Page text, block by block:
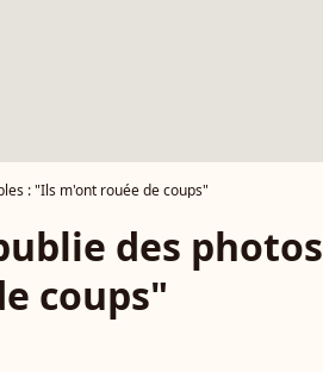
: "Ils m'ont rouée de coups"
des photos
coups"